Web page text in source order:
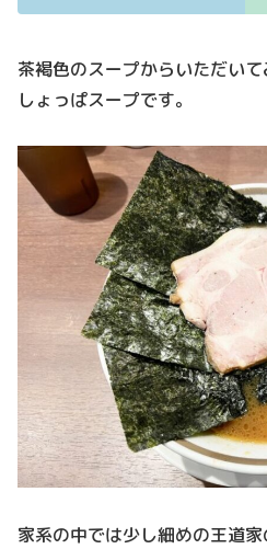
茶褐色のスープからいただい
しょっぱスープです。
家系の中では少し細めの王道